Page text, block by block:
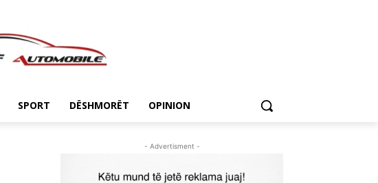
SPORT DËSHMORËT OPINION
- Advertisment -